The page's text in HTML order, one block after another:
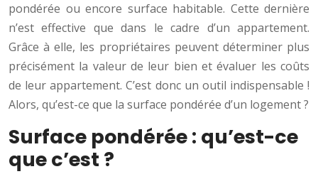
pondérée ou encore surface habitable. Cette dernière
n’est effective que dans le cadre d’un appartement.
Grâce à elle, les propriétaires peuvent déterminer plus
précisément la valeur de leur bien et évaluer les coûts
de leur appartement. C’est donc un outil indispensable !
Alors, qu’est-ce que la surface pondérée d’un logement ?
Surface pondérée : qu’est-ce
que c’est ?